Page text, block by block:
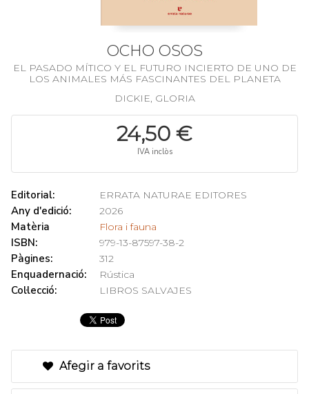
OCHO OSOS
EL PASADO MÍTICO Y EL FUTURO INCIERTO DE UNO DE
LOS ANIMALES MÁS FASCINANTES DEL PLANETA
DICKIE, GLORIA
24,50 €
IVA inclòs
Editorial: ERRATA NATURAE EDITORES
Any d'edició: 2026
Matèria Flora i fauna
ISBN: 979-13-87597-38-2
Pàgines: 312
Enquadernació: Rústica
Col·lecció: LIBROS SALVAJES
Afegir a favorits